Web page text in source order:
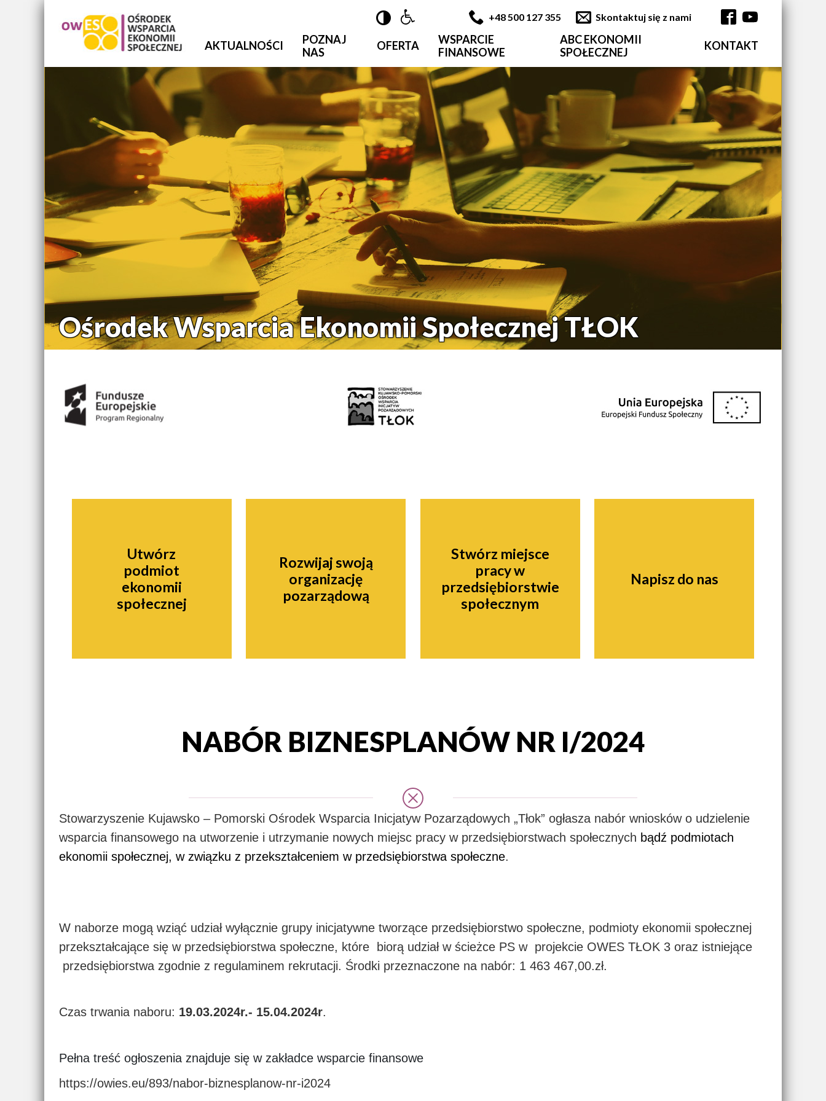
 +48 500 127 355 Skontaktuj się z nami
AKTUALNOŚCI
POZNAJ
NAS
OFERTA
WSPARCIE
FINANSOWE
ABC EKONOMII
SPOŁECZNEJ
KONTAKT
Ośrodek Wsparcia Ekonomii Społecznej TŁOK
Nawigacja
Utwórz
podmiot
ekonomii
społecznej
Rozwijaj swoją
organizację
pozarządową
Stwórz miejsce
pracy w
przedsiębiorstwie
społecznym
Napisz do nas
NABÓR BIZNESPLANÓW NR I/2024
Stowarzyszenie Kujawsko – Pomorski Ośrodek Wsparcia Inicjatyw Pozarządowych „Tłok” ogłasza nabór wniosków o udzielenie
wsparcia finansowego na utworzenie i utrzymanie nowych miejsc pracy w przedsiębiorstwach społecznych bądź podmiotach
ekonomii społecznej, w związku z przekształceniem w przedsiębiorstwa społeczne.
W naborze mogą wziąć udział wyłącznie grupy inicjatywne tworzące przedsiębiorstwo społeczne, podmioty ekonomii społecznej
przekształcające się w przedsiębiorstwa społeczne, które biorą udział w ścieżce PS w projekcie OWES TŁOK 3 oraz istniejące
przedsiębiorstwa zgodnie z regulaminem rekrutacji. Środki przeznaczone na nabór: 1 463 467,00.zł.
Czas trwania naboru: 19.03.2024r.- 15.04.2024r.
Pełna treść ogłoszenia znajduje się w zakładce wsparcie finansowe
https://owies.eu/893/nabor-biznesplanow-nr-i2024